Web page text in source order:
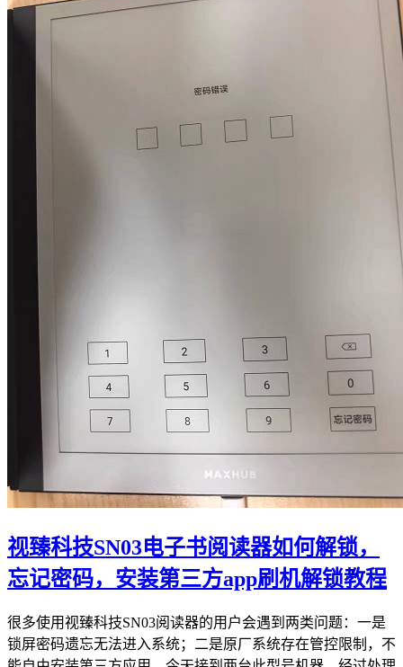
视臻科技SN03电子书阅读器如何解锁，
忘记密码，安装第三方app刷机解锁教程
很多使用视臻科技SN03阅读器的用户会遇到两类问题：一是
锁屏密码遗忘无法进入系统；二是原厂系统存在管控限制，不